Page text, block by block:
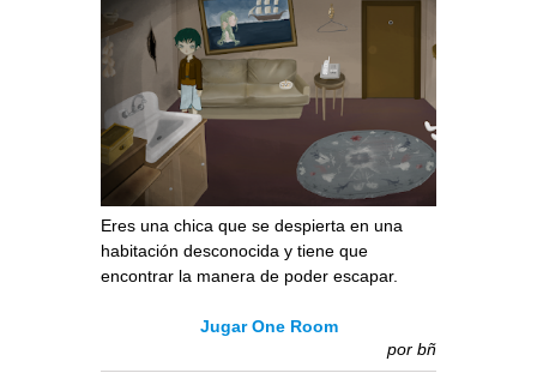
Eres una chica que se despierta en una
habitación desconocida y tiene que
encontrar la manera de poder escapar.
Jugar One Room
por bñ